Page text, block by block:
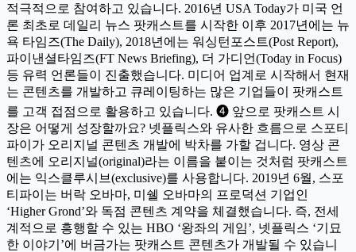
적극적으로 참여하고 있습니다. 2016년 USA Today가 미국 언
론 최초로 데일리 뉴스 팟캐스트를 시작한 이후 2017년에는 뉴
욕 타임즈(The Daily), 2018년에는 워싱턴포스트(Post Report),
파이낸셜타임즈(FT News Briefing), 더 가디언(Today in Focus)
등 유력 언론들이 진출했습니다. 미디어 업계로 시작해서 현재
는 콘텐츠를 개발하고 큐레이팅하는 많은 기업들이 팟캐스트
를 고객 접점으로 활용하고 있습니다. ❹ 앞으로 팟캐스트 시
장은 어떻게 성장할까요? 넷플릭스와 유사한 흐름으로 스포티
파이가 오리지널 콘텐츠 개발에 박차를 가할 겁니다. 영상 콘
텐츠에 오리지널(original)라는 이름을 붙이는 것처럼 팟캐스트
에는 익스클루시브(exclusive)를 사용합니다. 2019년 6월, 스포
티파이는 버락 오바마, 미쉘 오바마의 프로덕션 기업인
‘Higher Grond’와 독점 콘텐츠 계약을 체결했습니다. 즉, 전세
계적으로 흥행할 수 있는 HBO ‘왕좌의 게임’, 넷플릭스 ‘기묘
한 이야기’에 버금가는 팟캐스트 콘텐츠가 개발될 수 있습니